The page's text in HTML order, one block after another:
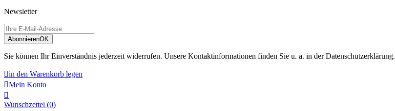
Newsletter
AbonnierenOK
Sie können Ihr Einverständnis jederzeit widerrufen. Unsere Kontaktinformationen finden Sie u. a. in der Datenschutzerklärung.
in den Warenkorb legen
Mein Konto

Wunschzettel (0)